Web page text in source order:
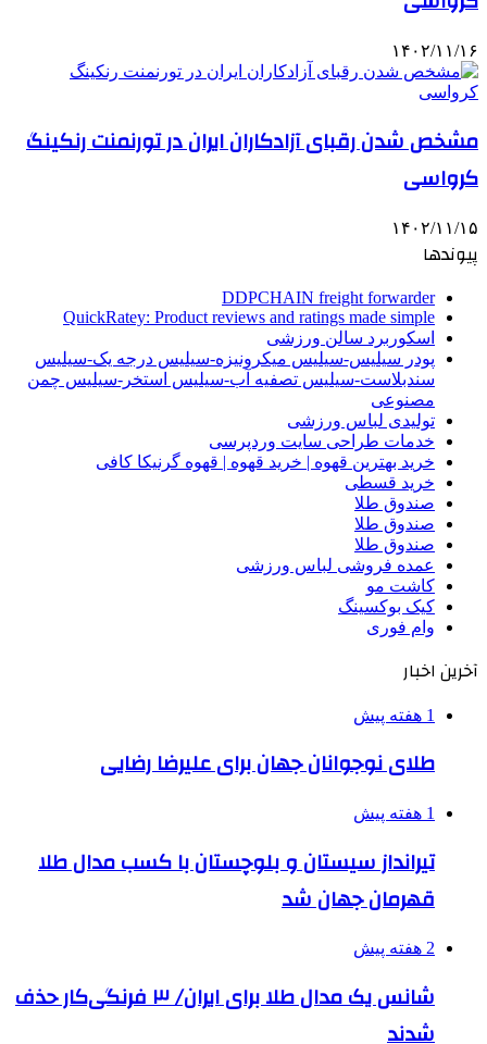
۱۴۰۲/۱۱/۱۶
مشخص شدن رقبای آزادکاران ایران در تورنمنت رنکینگ
کرواسی
۱۴۰۲/۱۱/۱۵
پیوندها
DDPCHAIN freight forwarder
QuickRatey: Product reviews and ratings made simple
اسکوربرد سالن ورزشی
پودر سیلیس-سیلیس میکرونیزه-سیلیس درجه یک-سیلیس
سندبلاست-سیلیس تصفیه آب-سیلیس استخر-سیلیس چمن
مصنوعی
تولیدی لباس ورزشی
خدمات طراحی سایت وردپرسی
خرید بهترین قهوه | خرید قهوه | قهوه گرنیکا کافی
خرید قسطی
صندوق طلا
صندوق طلا
صندوق طلا
عمده فروشی لباس ورزشی
کاشت مو
کیک بوکسینگ
وام فوری
آخرین اخبار
1 هفته پیش
طلای نوجوانان جهان برای علیرضا رضایی
1 هفته پیش
تیرانداز سیستان و بلوچستان با کسب مدال طلا
قهرمان جهان شد
2 هفته پیش
شانس یک مدال طلا برای ایران/ ۳ فرنگی‌کار حذف
شدند